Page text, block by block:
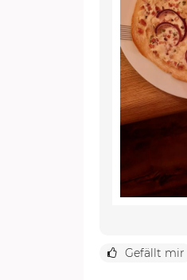
Gefällt mir